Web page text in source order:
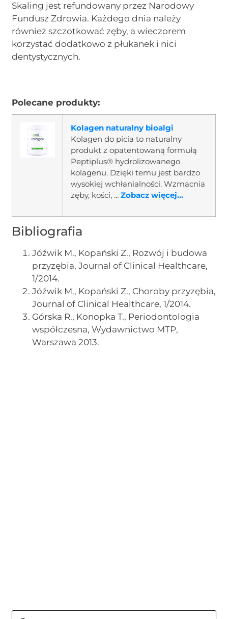
Skaling jest refundowany przez Narodowy
Fundusz Zdrowia. Każdego dnia należy
również szczotkować zęby, a wieczorem
korzystać dodatkowo z płukanek i nici
dentystycznych.
Polecane produkty:
Kolagen naturalny bioalgi
Kolagen do picia to naturalny
produkt z opatentowaną formułą
Peptiplus® hydrolizowanego
kolagenu. Dzięki temu jest bardzo
wysokiej wchłanialności. Wzmacnia
zęby, kości, ...Zobacz więcej...
Bibliografia
Jóźwik M., Kopański Z., Rozwój i budowa
przyzębia, Journal of Clinical Healthcare,
1/2014.
Jóźwik M., Kopański Z., Choroby przyzębia,
Journal of Clinical Healthcare, 1/2014.
Górska R., Konopka T., Periodontologia
współczesna, Wydawnictwo MTP,
Warszawa 2013.